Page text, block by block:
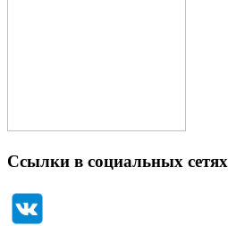
Ссылки в социальных сетях